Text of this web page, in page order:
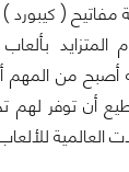
( كيبورد )
المتزايد
أصبح من
أن توفر لهم
العالمية